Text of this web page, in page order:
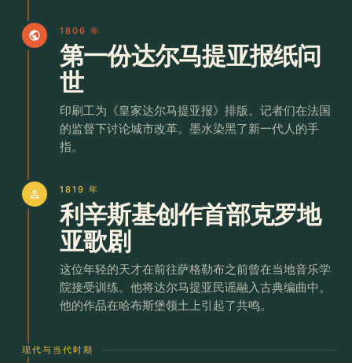
public 1806 年
第一份达尔马提亚报纸问
世
印刷工为《皇家达尔马提亚报》排版。记者们在法国
的监督下讨论城市改革。墨水染黑了新一代人的手
指。
person 1819 年
利辛斯基创作首部克罗地
亚歌剧
这位年轻的天才在前往萨格勒布之前曾在当地音乐学
院接受训练。他将达尔马提亚民谣融入古典编曲中。
他的作品在哈布斯堡领土上引起了共鸣。
现代与当代时期